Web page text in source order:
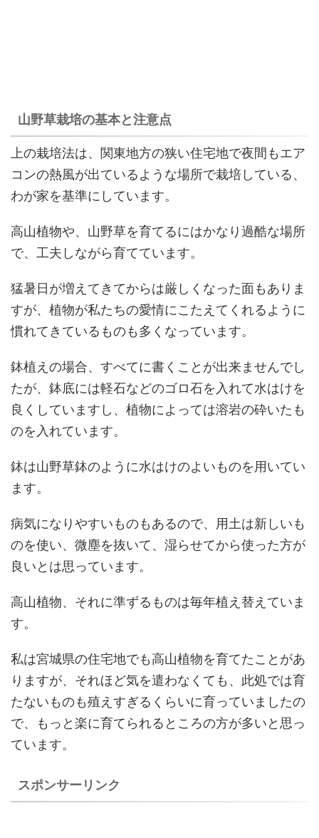
山野草栽培の基本と注意点
上の栽培法は、関東地方の狭い住宅地で夜間もエア
コンの熱風が出ているような場所で栽培している、
わが家を基準にしています。
高山植物や、山野草を育てるにはかなり過酷な場所
で、工夫しながら育てています。
猛暑日が増えてきてからは厳しくなった面もありま
すが、植物が私たちの愛情にこたえてくれるように
慣れてきているものも多くなっています。
鉢植えの場合、すべてに書くことが出来ませんでし
たが、鉢底には軽石などのゴロ石を入れて水はけを
良くしていますし、植物によっては溶岩の砕いたも
のを入れています。
鉢は山野草鉢のように水はけのよいものを用いてい
ます。
病気になりやすいものもあるので、用土は新しいも
のを使い、微塵を抜いて、湿らせてから使った方が
良いとは思っています。
高山植物、それに準ずるものは毎年植え替えていま
す。
私は宮城県の住宅地でも高山植物を育てたことがあ
りますが、それほど気を遣わなくても、此処では育
たないものも殖えすぎるくらいに育っていましたの
で、もっと楽に育てられるところの方が多いと思っ
ています。
スポンサーリンク